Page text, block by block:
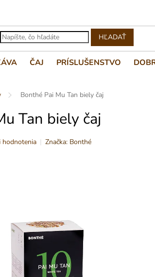
HĽADAŤ
ČAJ PRÍSLUŠENSTVO
Bonthé Pai Mu Tan biely čaj
Tan biely čaj
hodnotenia Značka: Bonthé